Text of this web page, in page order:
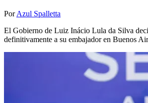
PorAzul Spalletta
El Gobierno de Luiz Inácio Lula da Silva
definitivamente a su embajador en Buenos